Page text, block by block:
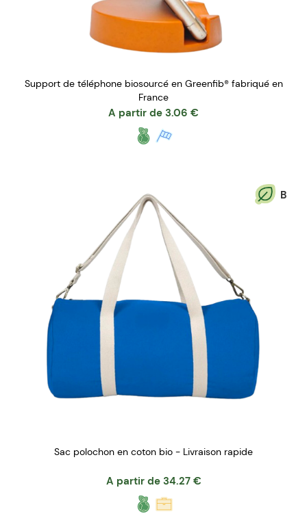
Support de téléphone biosourcé en Greenfib® fabriqué en
France
A partir de 3.06 €
B
Sac polochon en coton bio - Livraison rapide
A partir de 34.27 €